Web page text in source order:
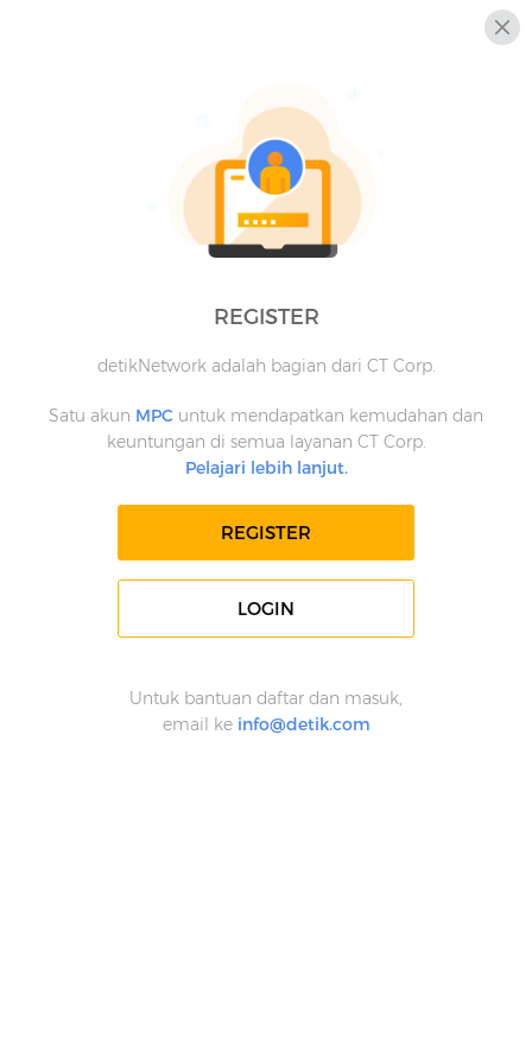
REGISTER
detikNetwork adalah bagian dari CT Corp.
Satu akun MPC untuk mendapatkan kemudahan dan
keuntungan di semua layanan CT Corp.
Pelajari lebih lanjut.
REGISTER
LOGIN
Untuk bantuan daftar dan masuk,
email ke info@detik.com